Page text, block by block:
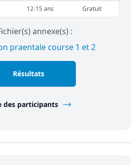
12-15 ans Gratuit
annexe(s) :
praentale course 1 et 2
Résultats
des participants